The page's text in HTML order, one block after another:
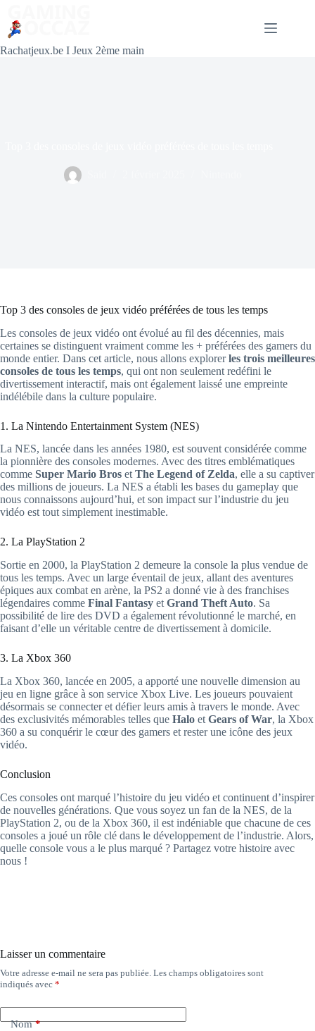
Rachatjeux.be I Jeux 2ème main
Top 3 des consoles de jeux vidéo préférées de tous les temps
Les consoles de jeux vidéo ont évolué au fil des décennies, mais
certaines se distinguent vraiment comme les + préférées des gamers du
monde entier. Dans cet article, nous allons explorerles trois meilleures
consoles de tous les temps, qui ont non seulement redéfini le
divertissement interactif, mais ont également laissé une empreinte
indélébile dans la culture populaire.
1. La Nintendo Entertainment System (NES)
La NES, lancée dans les années 1980, est souvent considérée comme
la pionnière des consoles modernes. Avec des titres emblématiques
comme Super Mario Bros et The Legend of Zelda, elle a su captiver
des millions de joueurs. La NES a établi les bases du gameplay que
nous connaissons aujourd’hui, et son impact sur l’industrie du jeu
vidéo est tout simplement inestimable.
2. La PlayStation 2
Sortie en 2000, la PlayStation 2 demeure la console la plus vendue de
tous les temps. Avec un large éventail de jeux, allant des aventures
épiques aux combat en arène, la PS2 a donné vie à des franchises
légendaires comme Final Fantasy et Grand Theft Auto. Sa
possibilité de lire des DVD a également révolutionné le marché, en
faisant d’elle un véritable centre de divertissement à domicile.
3. La Xbox 360
La Xbox 360, lancée en 2005, a apporté une nouvelle dimension au
jeu en ligne grâce à son service Xbox Live. Les joueurs pouvaient
désormais se connecter et défier leurs amis à travers le monde. Avec
des exclusivités mémorables telles que Halo et Gears of War, la Xbox
360 a su conquérir le cœur des gamers et rester une icône des jeux
vidéo.
Conclusion
Ces consoles ont marqué l’histoire du jeu vidéo et continuent d’inspirer
de nouvelles générations. Que vous soyez un fan de la NES, de la
PlayStation 2, ou de la Xbox 360, il est indéniable que chacune de ces
consoles a joué un rôle clé dans le développement de l’industrie. Alors,
quelle console vous a le plus marqué ? Partagez votre histoire avec
nous !
Laisser un commentaire
Votre adresse e-mail ne sera pas publiée. Les champs obligatoires sont
indiqués avec *
Nom*